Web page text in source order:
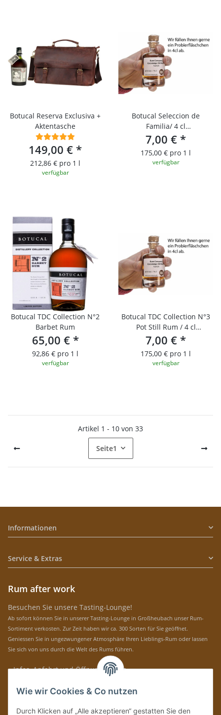
Botucal Reserva Exclusiva +
Aktentasche
149,00 € *
212,86 € pro 1 l
verfügbar
Botucal Seleccion de
Familia/ 4 cl
Probierfläschchen
7,00 € *
175,00 € pro 1 l
verfügbar
Botucal TDC Collection N°2
Barbet Rum
65,00 € *
92,86 € pro 1 l
verfügbar
Botucal TDC Collection N°3
Pot Still Rum / 4 cl
Probierfläschchen
7,00 € *
175,00 € pro 1 l
verfügbar
Artikel 1 - 10 von 33
Seite1
Informationen
Service & Extras
Rum after work
Besuchen Sie unsere Tasting-Lounge!
Ab sofort können Sie in unserer Tasting-Lounge in Großheubach unser Rum-
Sortiment verkosten. Zur Zeit haben wir ca. 300 Sorten für Sie geöffnet.
Geniessen Sie in ungezwungener Atmosphäre Ihren Lieblings-Rum oder lassen
Sie sich von uns durch die Welt des Rums führen.
» Infos, Anfahrt und Öffnungszeiten
Immer auf dem Laufenden mit unseren aktuellen Rum-News!
Wie wir Cookies & Co nutzen
Durch Klicken auf „Alle akzeptieren“ gestatten Sie den